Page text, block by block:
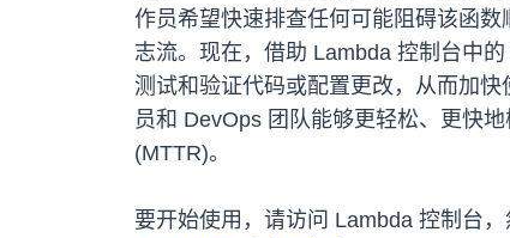
作员希望快速排查任何可能阻碍该函
志流。现在，借助 Lambda 控制台中
测试和验证代码或配置更改，从而加快
员和 DevOps 团队能够更轻松、更快
(MTTR)。
要开始使用，请访问 Lambda 控制台